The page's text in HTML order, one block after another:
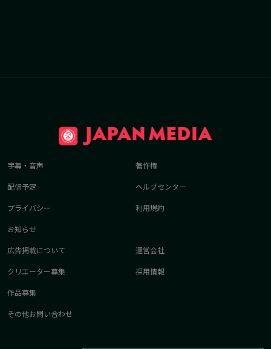
字幕・音声
配信予定
プライバシー
お知らせ
著作権
ヘルプセンター
利用規約
広告掲載について
クリエーター募集
作品募集
その他お問い合わせ
運営会社
採用情報